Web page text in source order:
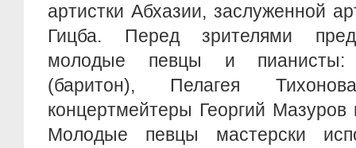
артистки Абхазии, заслуженной
Гицба. Перед зрителями
молодые певцы и пианисты:
(баритон), Пелагея
концертмейтеры Георгий
Молодые певцы мастерски